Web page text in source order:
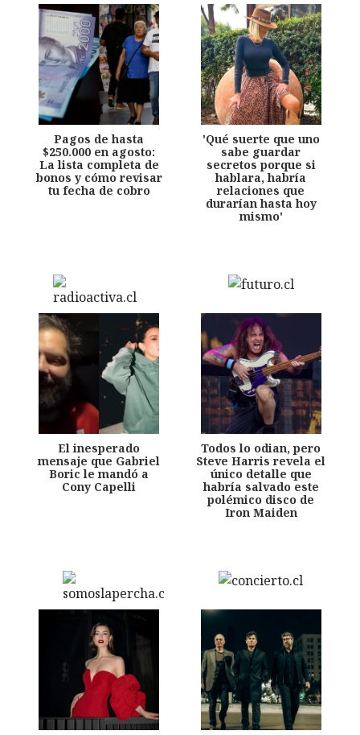
Pagos de hasta
$250.000 en agosto:
La lista completa de
bonos y cómo revisar
tu fecha de cobro
'Qué suerte que uno
sabe guardar
secretos porque si
hablara, habría
relaciones que
durarían hasta hoy
mismo'
El inesperado
mensaje que Gabriel
Boric le mandó a
Cony Capelli
Todos lo odian, pero
Steve Harris revela el
único detalle que
habría salvado este
polémico disco de
Iron Maiden